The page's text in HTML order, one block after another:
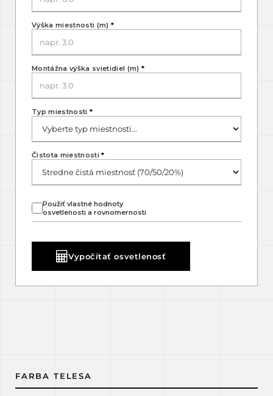
Výška miestnosti (m) *
Montážna výška svietidiel (m) *
Typ miestnosti *
Použiť vlastné hodnoty
osvetlenosti a rovnomernosti
Čistota miestnosti*
Vypočítať osvetlenosť
FARBA TELESA